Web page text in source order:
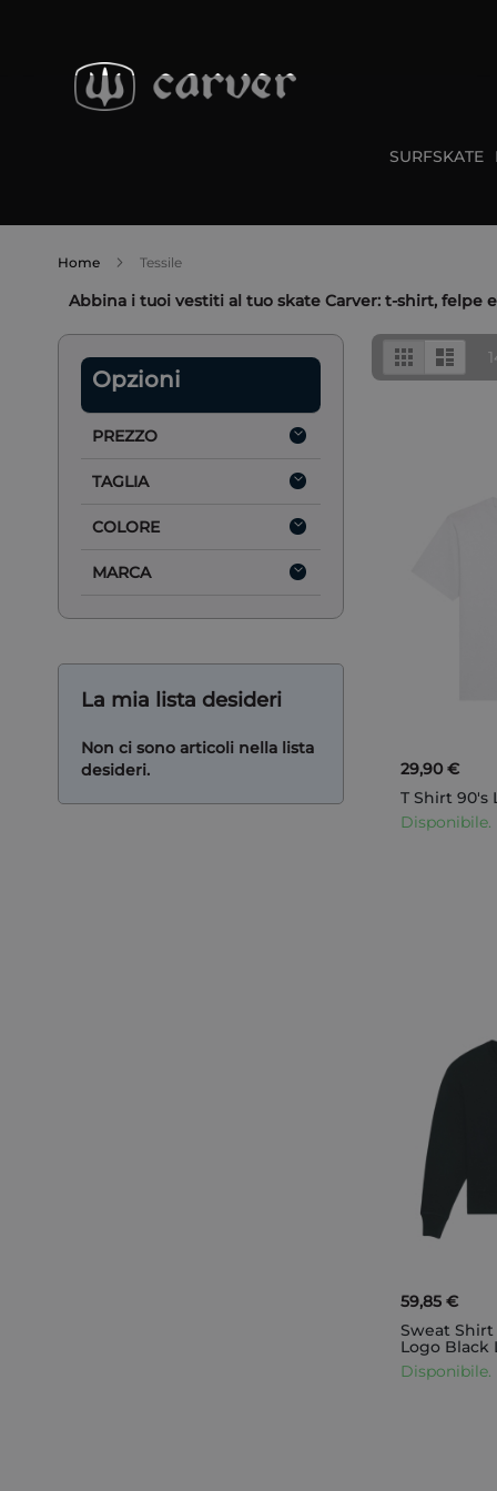
contenuto
SURFSKATE
Home Tessile
Abbina i tuoi vestiti al tuo skate Carver: t-shirt, felpe
Mostra
come
GrigliaLista
29,90 €
T Shirt 90's
Disponibile.
59,85 €
Sweat
Logo Black
Disponibile.
Opzioni
PREZZO
TAGLIA
COLORE
MARCA
La mia lista desideri
Non ci sono articoli nella lista
desideri.